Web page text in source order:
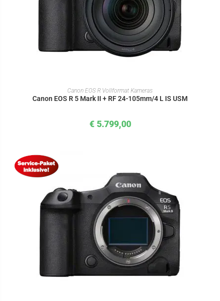
IN DEN WARENKORB
Canon EOS R Vollformat Kameras
Canon EOS R 5 Mark II + RF 24-105mm/4 L IS USM
€ 5.799,00